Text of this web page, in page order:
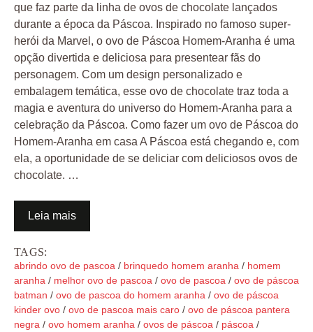
que faz parte da linha de ovos de chocolate lançados
durante a época da Páscoa. Inspirado no famoso super-
herói da Marvel, o ovo de Páscoa Homem-Aranha é uma
opção divertida e deliciosa para presentear fãs do
personagem. Com um design personalizado e
embalagem temática, esse ovo de chocolate traz toda a
magia e aventura do universo do Homem-Aranha para a
celebração da Páscoa. Como fazer um ovo de Páscoa do
Homem-Aranha em casa A Páscoa está chegando e, com
ela, a oportunidade de se deliciar com deliciosos ovos de
chocolate. …
Leia mais
TAGS:
abrindo ovo de pascoa / brinquedo homem aranha / homem
aranha / melhor ovo de pascoa / ovo de pascoa / ovo de páscoa
batman / ovo de pascoa do homem aranha / ovo de páscoa
kinder ovo / ovo de pascoa mais caro / ovo de páscoa pantera
negra / ovo homem aranha / ovos de páscoa / páscoa /